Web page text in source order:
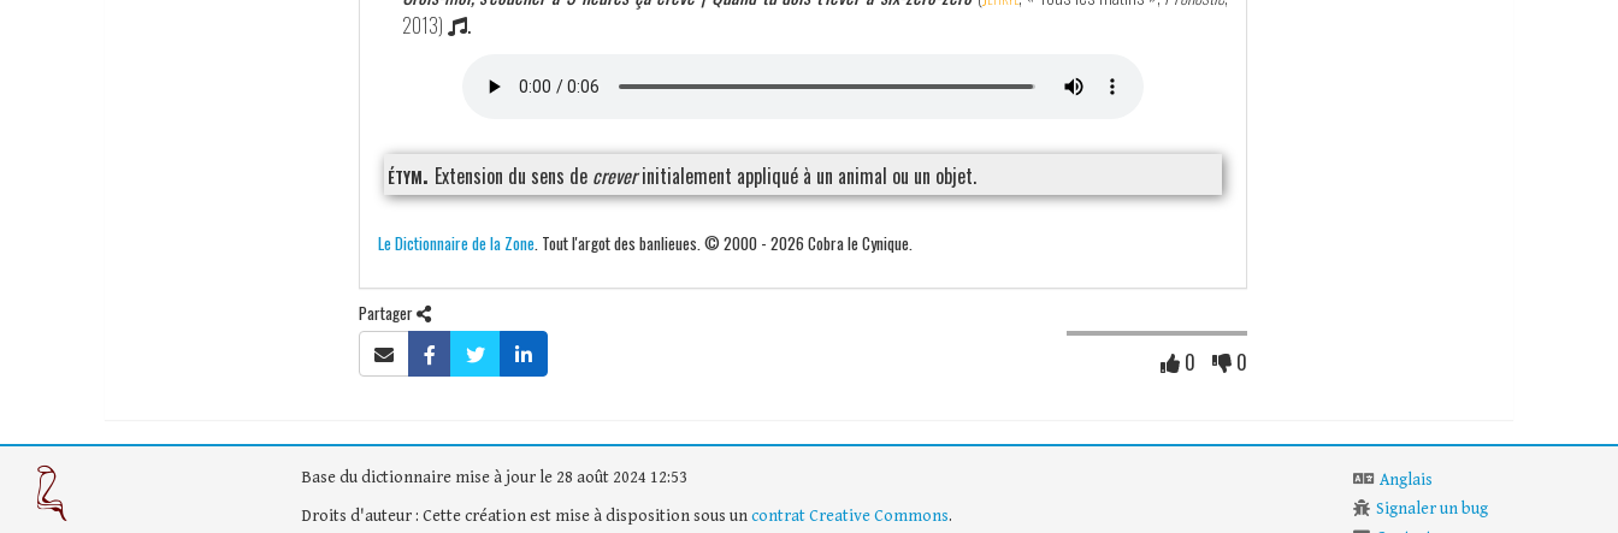
2013)
.
étym. Extension du sens de creverinitialement appliqué à un animal ou un objet.
Le Dictionnaire de la Zone. Tout l'argot des banlieues. © 2000 - 2026 Cobra le Cynique.
Partager
0 0
Base du dictionnaire mise à jour le 28 août 2024 12:53
Droits d'auteur : Cette création est mise à disposition sous uncontrat Creative Commons.
Anglais
Signaler un bug